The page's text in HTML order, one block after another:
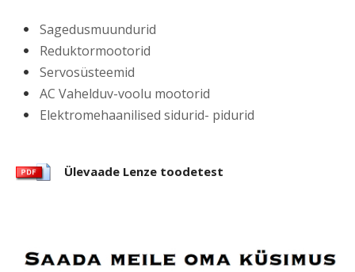
Sagedusmuundurid
Reduktormootorid
Servosüsteemid
AC Vahelduv-voolu mootorid
Elektromehaanilised sidurid- pidurid
Ülevaade Lenze toodetest